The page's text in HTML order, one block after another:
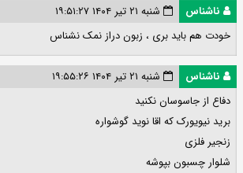
ناشناس
شنبه ۲۱ تیر ۱۴۰۴ ۱۹:۵۱:۲۷
خودت هم باید بری ، زبون دراز نمک نشناس
ناشناس
شنبه ۲۱ تیر ۱۴۰۴ ۱۹:۵۵:۲۶
دفاع از جاسوسان نکنید
برید نیویورک که اقا نوید گوشواره
زنجیر فلزی
شلوار چسبون بپوشه